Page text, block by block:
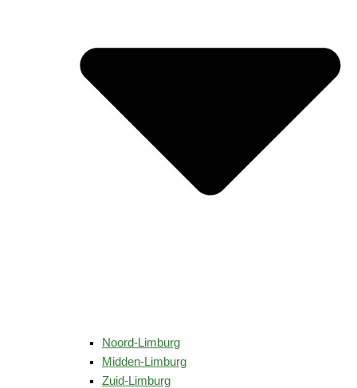
Noord-Limburg
Midden-Limburg
Zuid-Limburg